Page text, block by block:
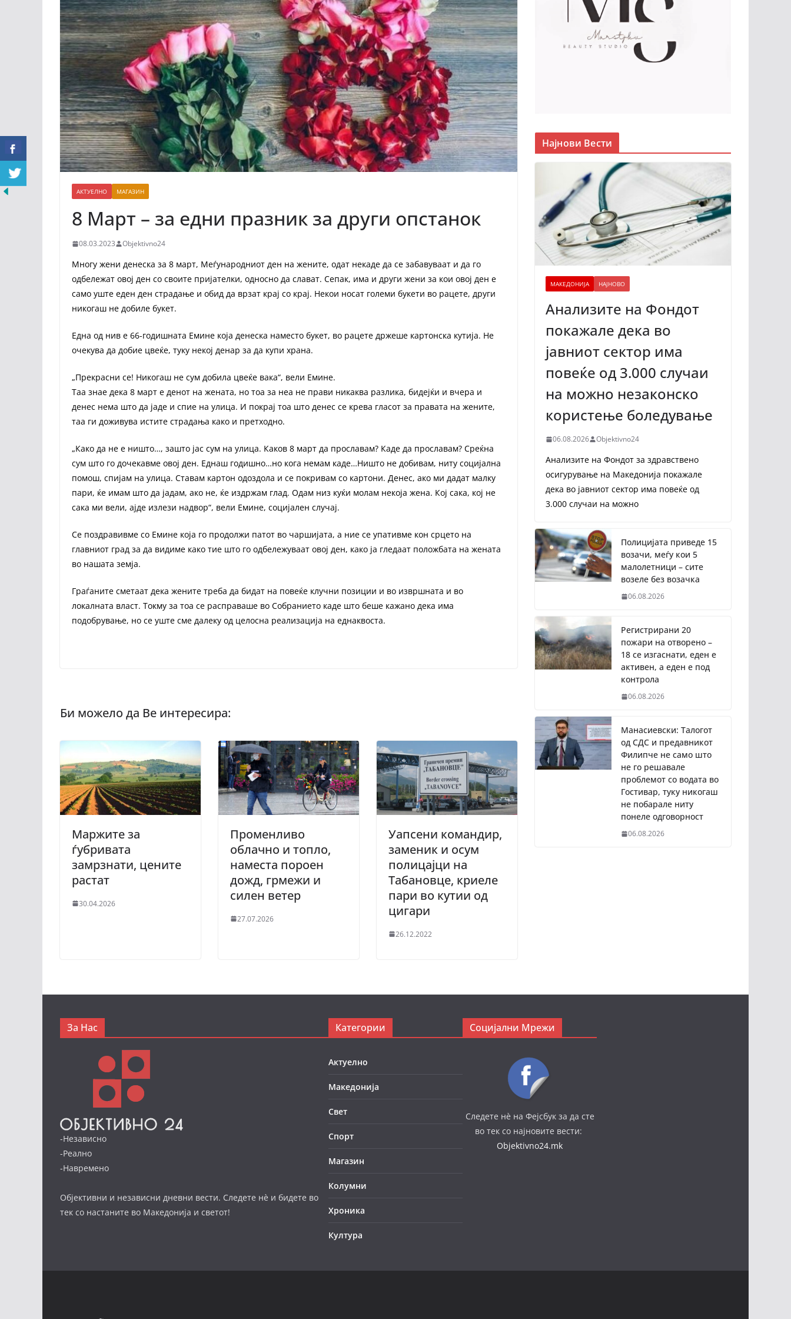
АКТУЕЛНО МАГАЗИН
8 Март – за едни празник за други опстанок
08.03.2023 Objektivno24
Многу жени денеска за 8 март, Меѓународниот ден на жените, одат некаде да се забавуваат и да го
одбележат овој ден со своите пријателки, односно да слават. Сепак, има и други жени за кои овој ден е
само уште еден ден страдање и обид да врзат крај со крај. Некои носат големи букети во рацете, други
никогаш не добиле букет.
Една од нив е 66-годишната Емине која денеска наместо букет, во рацете држеше картонска кутија. Не
очекува да добие цвеќе, туку некој денар за да купи храна.
„Прекрасни се! Никогаш не сум добила цвеќе вака“, вели Емине.
Таа знае дека 8 март е денот на жената, но тоа за неа не прави никаква разлика, бидејќи и вчера и
денес нема што да јаде и спие на улица. И покрај тоа што денес се крева гласот за правата на жените,
таа ги доживува истите страдања како и претходно.
„Како да не е ништо…, зашто јас сум на улица. Каков 8 март да прославам? Каде да прославам? Среќна
сум што го дочекавме овој ден. Еднаш годишно…но кога немам каде…Ништо не добивам, ниту социјална
помош, спијам на улица. Ставам картон одоздола и се покривам со картони. Денес, ако ми дадат малку
пари, ќе имам што да јадам, ако не, ќе издржам глад. Одам низ куќи молам некоја жена. Кој сака, кој не
сака ми вели, ајде излези надвор“, вели Емине, социјален случај.
Се поздравивме со Емине која го продолжи патот во чаршијата, а ние се упативме кон срцето на
главниот град за да видиме како тие што го одбележуваат овој ден, како ја гледаат положбата на жената
во нашата земја.
Граѓаните сметаат дека жените треба да бидат на повеќе клучни позиции и во извршната и во
локалната власт. Токму за тоа се расправаше во Собранието каде што беше кажано дека има
подобрување, но се уште сме далеку од целосна реализација на еднаквоста.
Маржите за
ѓубривата
замрзнати, цените
растат
30.04.2026
Променливо
облачно и топло,
наместа пороен
дожд, грмежи и
силен ветер
27.07.2026
Уапсени командир,
заменик и осум
полицајци на
Табановце, криеле
пари во кутии од
цигари
26.12.2022
Најнови Вести
МАКЕДОНИЈА НАЈНОВО
Анализите на Фондот
покажале дека во
јавниот сектор има
повеќе од 3.000 случаи
на можно незаконско
користење боледување
06.08.2026 Objektivno24
Анализите на Фондот за здравствено
осигурување на Македонија покажале
дека во јавниот сектор има повеќе од
3.000 случаи на можно
Полицијата приведе 15
возачи, меѓу кои 5
малолетници – сите
возеле без возачка
06.08.2026
Регистрирани 20
пожари на отворено –
18 се изгаснати, еден е
активен, а еден е под
контрола
06.08.2026
Манасиевски: Талогот
од СДС и предавникот
Филипче не само што
не го решавале
проблемот со водата во
Гостивар, туку никогаш
не побарале ниту
понеле одговорност
06.08.2026
За Нас
-Независно
-Реално
-Навремено
Објективни и независни дневни вести. Следете нè и бидете во
тек со настаните во Македонија и светот!
Категории
Актуелно
Македонија
Свет
Спорт
Магазин
Колумни
Хроника
Култура
Социјални Мрежи
Следете нè на Фејсбук за да сте
во тек со најновите вести:
Objektivno24.mk